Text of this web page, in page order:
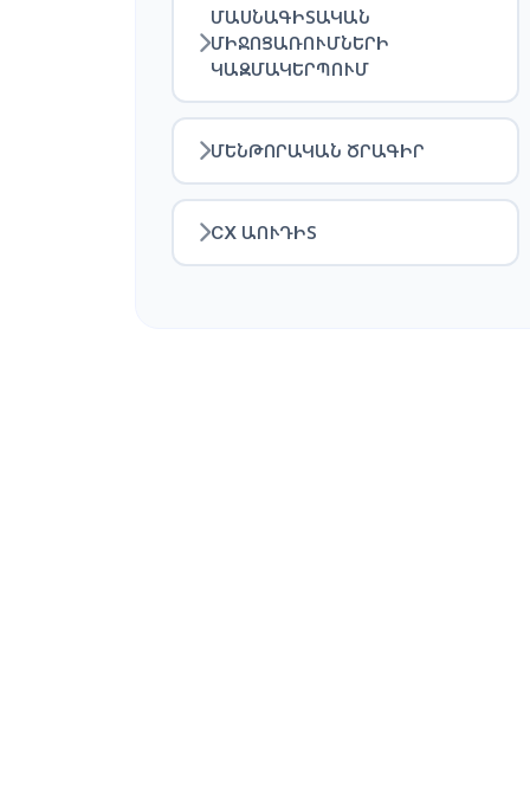
ՄԱՍՆԱԳԻՏԱԿԱՆ
ՄԻՋՈՑԱՌՈՒՄՆԵՐԻ
ԿԱԶՄԱԿԵՐՊՈՒՄ
ՄԵՆԹՈՐԱԿԱՆ ԾՐԱԳԻՐ
CX ԱՈՒԴԻՏ